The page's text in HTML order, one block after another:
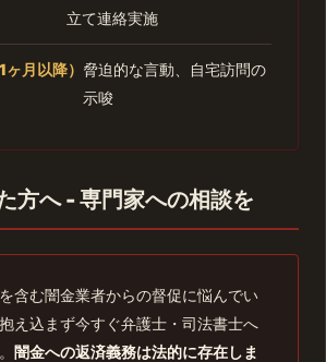
立て連絡実施
月以降） 脅迫的な言動、自宅訪問の
示唆
方へ - 専門家への相談を
含む闇金業者からの督促に悩んでい
え込まず今すぐ弁護士・司法書士へ
闇金への返済義務は法的に存在しま